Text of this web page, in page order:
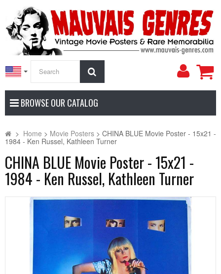
My
BROWSE OUR CATALOG
> Home > Movie Posters > CHINA BLUE Movie Poster - 15x21 -
1984 - Ken Russel, Kathleen Turner
CHINA BLUE Movie Poster - 15x21 -
1984 - Ken Russel, Kathleen Turner